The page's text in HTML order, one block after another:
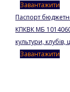
Завантажити
Паспорт
КПКВК МБ 1014060
культури, клубів,
Завантажити